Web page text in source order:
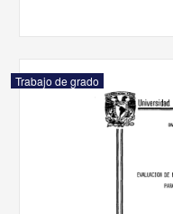
Trabajo de grado